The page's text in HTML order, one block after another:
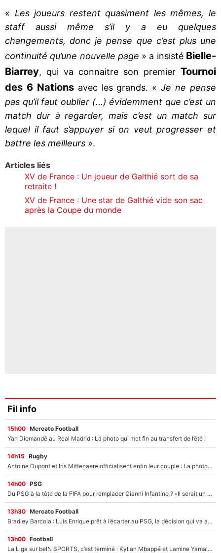
« Les joueurs restent quasiment les mêmes, le
staff aussi même s’il y a eu quelques
changements, donc je pense que c’est plus une
continuité qu’une nouvelle page » a insisté Bielle-
Biarrey, qui va connaitre son premier Tournoi
des 6 Nationsavec les grands. «Je ne pense
pas qu’il faut oublier (...) évidemment que c’est un
match dur à regarder, mais c’est un match sur
lequel il faut s’appuyer si on veut progresser et
battre les meilleurs ».
Articles liés
XV de France : Un joueur de Galthié sort de sa
retraite !
XV de France : Une star de Galthié vide son sac
après la Coupe du monde
Fil info
15h00 Mercato Football
Yan Diomandé au Real Madrid : La photo qui met fin au transfert de l’été !
14h15 Rugby
Antoine Dupont et Iris Mittenaere officialisent enfin leur couple : La photo qui enflamme les réseaux sociaux
14h00 PSG
Du PSG à la tête de la FIFA pour remplacer Gianni Infantino ? «Il serait un mauvais président», le patron de la Liga s'attaque à Nasser Al-Khelaïfi !
13h30 Mercato Football
Bradley Barcola : Luis Enrique prêt à l’écarter au PSG, la décision qui va accélérer son transfert à Liverpool ?
13h00 Football
La Liga sur beIN SPORTS, c’est terminé : Kylian Mbappé et Lamine Yamal changent de chaîne, «le moment était venu d'ouvrir un nouveau chapitre»